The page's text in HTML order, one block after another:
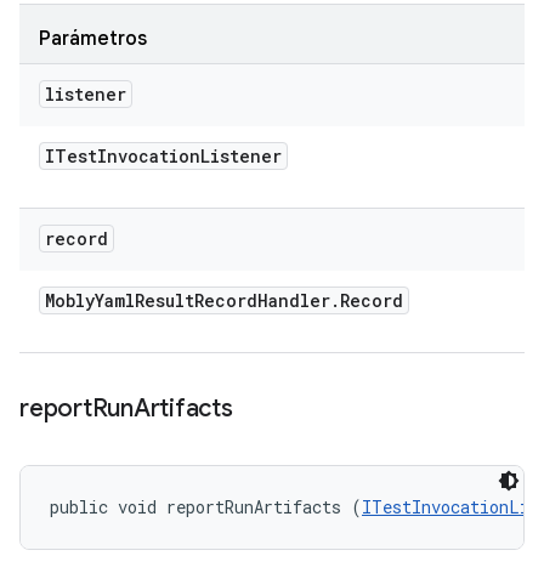
Parámetros
listener
ITestInvocationListener
record
MoblyYamlResultRecordHandler. Record
reportRunArtifacts
public void reportRunArtifacts (